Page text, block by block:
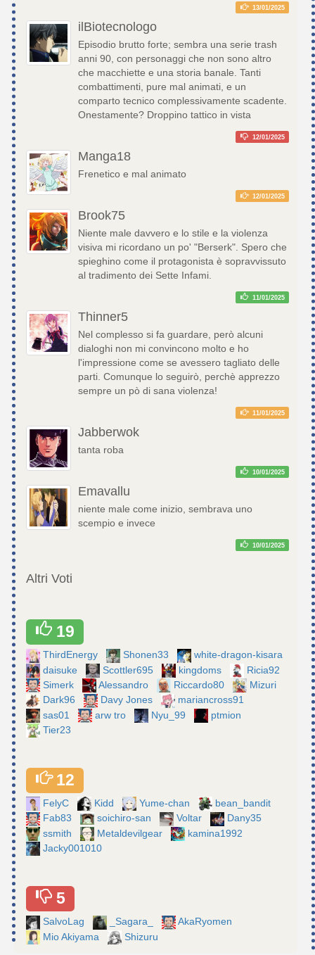
13/01/2025
ilBiotecnologo
Episodio brutto forte; sembra una serie trash
anni 90, con personaggi che non sono altro
che macchiette e una storia banale. Tanti
combattimenti, pure mal animati, e un
comparto tecnico complessivamente scadente.
Onestamente? Droppino tattico in vista
12/01/2025
Manga18
Frenetico e mal animato
12/01/2025
Brook75
Niente male davvero e lo stile e la violenza
visiva mi ricordano un po' "Berserk". Spero che
spieghino come il protagonista è sopravvissuto
al tradimento dei Sette Infami.
11/01/2025
Thinner5
Nel complesso si fa guardare, però alcuni
dialoghi non mi convincono molto e ho
l'impressione come se avessero tagliato delle
parti. Comunque lo seguirò, perchè apprezzo
sempre un pò di sana violenza!
11/01/2025
Jabberwok
tanta roba
10/01/2025
Emavallu
niente male come inizio, sembrava uno
scempio e invece
10/01/2025
Altri Voti
19
ThirdEnergy Shonen33
white-dragon-kisara
daisuke
Scottler695 kingdoms
Ricia92
Simerk
Alessandro Riccardo80
Mizuri
Dark96
Davy Jones
mariancross91
sas01
arw tro Nyu_99
ptmion
Tier23
12
FelyC Kidd Yume-chan
bean_bandit
Fab83
soichiro-san Voltar
Dany35
ssmith
Metaldevilgear
kamina1992
Jacky001010
5
SalvoLag _Sagara_
AkaRyomen
Mio Akiyama
Shizuru